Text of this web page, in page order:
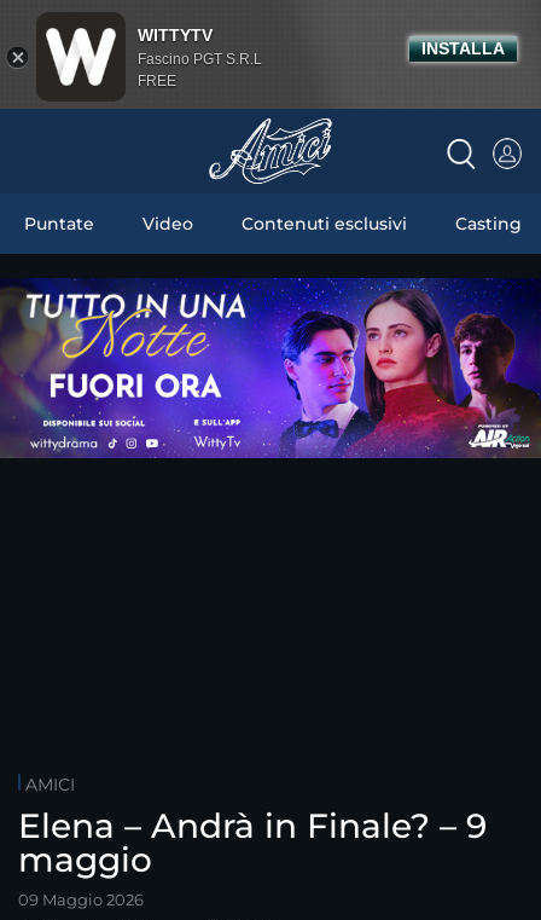
Puntate Video Contenuti esclusivi Casting
AMICI
Elena – Andrà in Finale? – 9
maggio
09 Maggio 2026
WITTYTV
Fascino PGT S.R.L
FREE
INSTALLA